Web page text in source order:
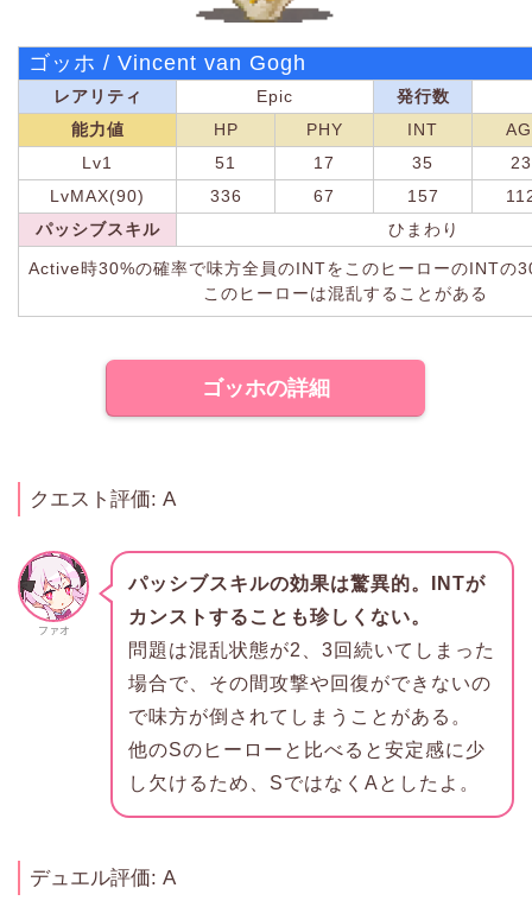
ゴッホ / Vincent van Gogh
レアリティ Epic
発行数
能力値
HP PHY INT
Lv1
51 17 35
23
LvMAX(90)
336 67 157
パッシブスキル
ひまわり
Active時30%の確率で味方全員のINTをこのヒーローのINTの
このヒーローは混乱することがある
ゴッホの詳細
クエスト評価: A
ファオ
パッシブスキルの効果は驚異的。INTが
カンストすることも珍しくない。
問題は混乱状態が2、3回続いてしまった
場合で、その間攻撃や回復ができないの
で味方が倒されてしまうことがある。
他のSのヒーローと比べると安定感に少
し欠けるため、SではなくAとしたよ。
デュエル評価: A